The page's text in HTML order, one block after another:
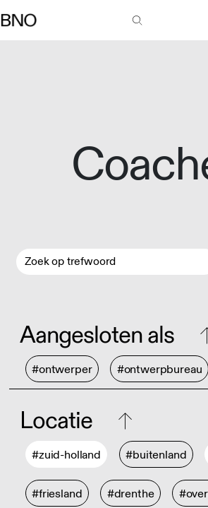
Aangesloten als
#ontwerper #ontwerpbureau
Locatie
#zuid-holland #buitenland
#friesland #drenthe